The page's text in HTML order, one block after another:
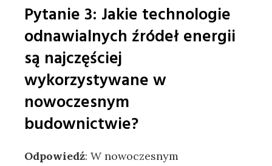
Pytanie‌ 3:⁢ Jakie technologie
‍odnawialnych​ źródeł ‍energii
⁢są najczęściej ​
wykorzystywane w⁤
nowoczesnym
budownictwie?
Odpowiedź: W nowoczesnym‌